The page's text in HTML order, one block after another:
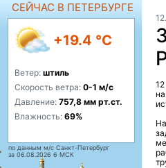
СЕЙЧАС В ПЕТЕРБУРГЕ
+19.4 °C
Ветер: штиль
Скорость ветра: 0-1 м/с
Давление: 757,8 мм рт.ст.
Влажность: 69%
по данным м/с Санкт-Петербург
за 06.08.2026 6 МСК